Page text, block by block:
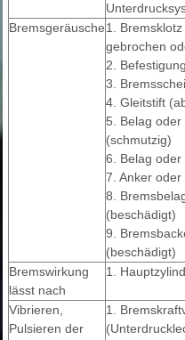
Bremsgeräusche1.
gebrochen
2.
3.
4. Gleitstift
5. Belag oder
(schmutzig)
6. Belag oder
7. Anker
8.
(beschädigt)
9.
(beschädigt)
Bremswirkung
lässt nach
1.
Vibrieren,
Pulsieren der
1.